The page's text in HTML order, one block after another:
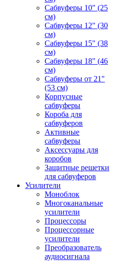
Сабвуферы 10" (25
см)
Сабвуферы 12" (30
см)
Сабвуферы 15" (38
см)
Сабвуферы 18" (46
см)
Сабвуферы от 21"
(53 см)
Корпусные
сабвуферы
Короба для
сабвуферов
Активные
сабвуферы
Аксессуары для
коробов
Защитные решетки
для сабвуферов
Усилители
Моноблок
Многоканальные
усилители
Процессоры
Процессорные
усилители
Преобразователь
аудиосигнала